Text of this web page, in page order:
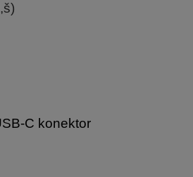
C konektor